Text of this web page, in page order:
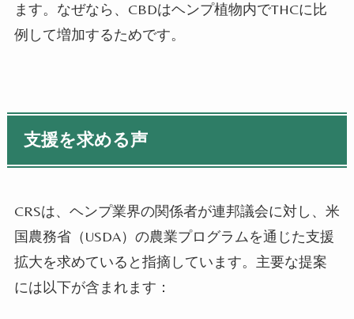
ます。なぜなら、CBDはヘンプ植物内でTHCに比
例して増加するためです。
支援を求める声
CRSは、ヘンプ業界の関係者が連邦議会に対し、米
国農務省（USDA）の農業プログラムを通じた支援
拡大を求めていると指摘しています。主要な提案
には以下が含まれます：